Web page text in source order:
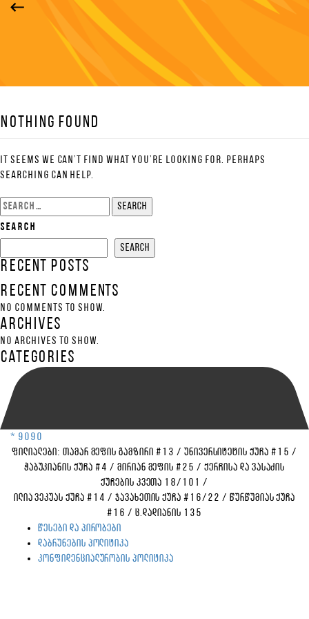
Nothing Found
It seems we can’t find what you’re looking for. Perhaps
searching can help.
Search
for:
Search
Search
Recent Posts
Recent Comments
No comments to show.
Archives
No archives to show.
Categories
* 9090
ფილიალები: თამარ მეფის გამზირი #13 / უნივერსიტეტის ქუჩა #15 /
ჭაბუკიანის ქუჩა #4 / მირიან მეფის #25 /ქერჩისა და ვასაძის
ქუჩების კვეთა 18/101 /
ილია ვეკუას ქუჩა #14 / ჯავახეთის ქუჩა #16/22 / წურწუმიას ქუჩა
#16 /ც.დადიანის 135
წესები და პირობები
დაბრუნების პოლიტიკა
კონფიდენციალურობის პოლიტიკა